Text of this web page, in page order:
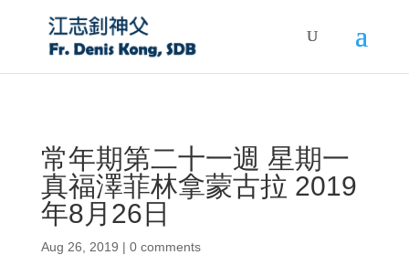
常年期第二十一週 星期一
真福澤菲林拿蒙古拉 2019
年8月26日
Aug 26, 2019 | 0 comments